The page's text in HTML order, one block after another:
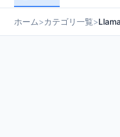
ホーム>カテゴリ一覧>Llama